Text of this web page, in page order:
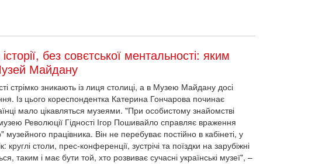
без совєтської ментальності: яким
Майдану
стрімко зникають із лиця столиці, а в Музею Майдану досі
Із цього кореспондентка Катерина Гончарова починає
мало цікавляться музеями. "При особистому знайомстві
Революції Гідності Ігор Пошивайло справляє враження
музейного працівника. Він не перебуває постійно в кабінеті, у
столи, прес-конференції, зустрічі та поїздки на зарубіжні
таким і має бути той, хто розвиває сучасні українські музеї", –